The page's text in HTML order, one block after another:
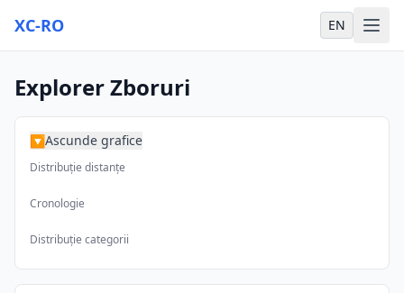
XC-RO EN
Explorer Zboruri
▶Ascunde grafice
Distribuție distanțe
Cronologie
Distribuție categorii